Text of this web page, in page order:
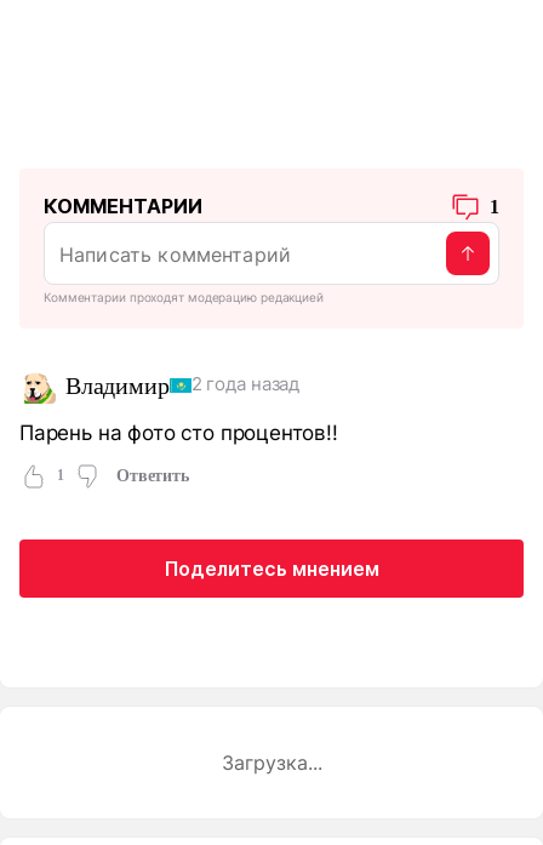
КОММЕНТАРИИ 1
Комментарии проходят модерацию редакцией
Владимир 2 года назад
Парень на фото сто процентов!!
1 Ответить
Поделитесь мнением
Загрузка...